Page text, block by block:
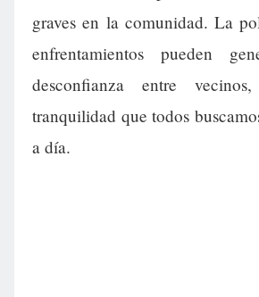
graves en la comunidad. La
enfrentamientos pueden
desconfianza entre
tranquilidad que todos
a día.